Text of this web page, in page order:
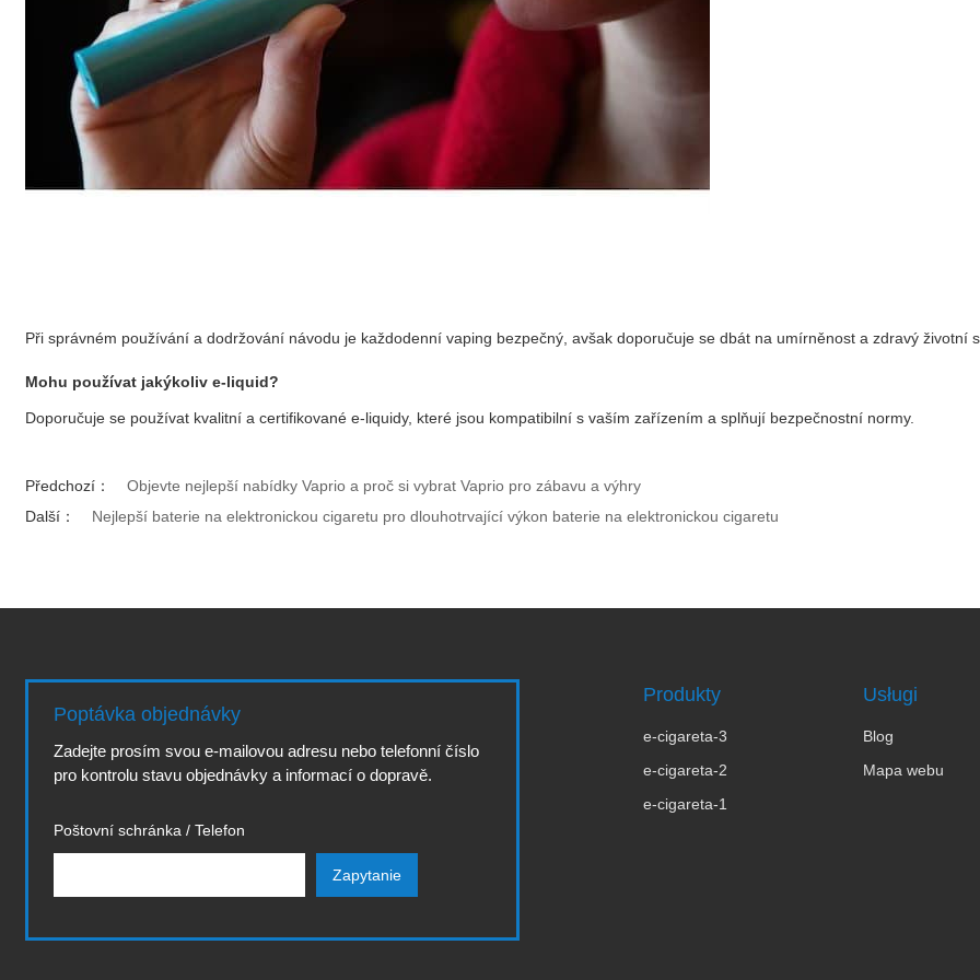
Při správném používání a dodržování návodu je každodenní vaping bezpečný, avšak doporučuje se dbát na umírněnost a zdravý životní
Mohu používat jakýkoliv e-liquid?
Doporučuje se používat kvalitní a certifikované e-liquidy, které jsou kompatibilní s vaším zařízením a splňují bezpečnostní normy.
Předchozí：
Objevte nejlepší nabídky Vaprio a proč si vybrat Vaprio pro zábavu a výhry
Další：
Nejlepší baterie na elektronickou cigaretu pro dlouhotrvající výkon baterie na elektronickou cigaretu
Poptávka objednávky
Zadejte prosím svou e-mailovou adresu nebo telefonní číslo
pro kontrolu stavu objednávky a informací o dopravě.
Poštovní schránka / Telefon
Produkty
e-cigareta-3
e-cigareta-2
e-cigareta-1
Usługi
Blog
Mapa webu